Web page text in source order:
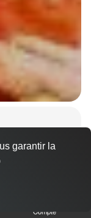
Compte
garantir la